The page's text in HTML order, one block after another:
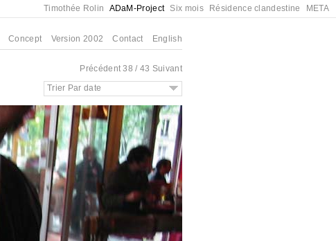
Timothée Rolin ADaM-Project Six mois Résidence clandestine META
Concept Version 2002 Contact English
Précédent 38 / 43 Suivant
Trier Par date